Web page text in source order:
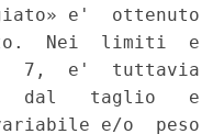
e'  ottenuto
Nei  limiti  e
7,  e'  tuttavia
dal   taglio   e
e/o  peso